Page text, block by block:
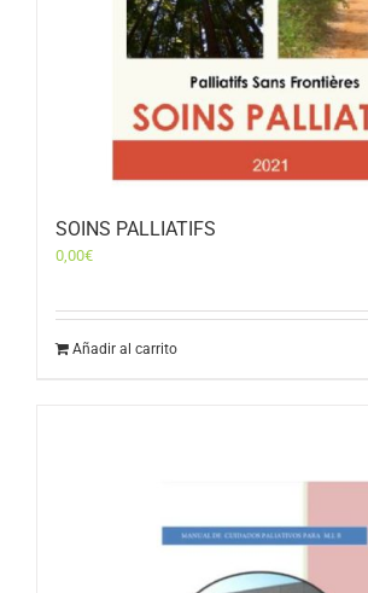
SOINS PALLIATIFS
0,00€
Añadir al carrito